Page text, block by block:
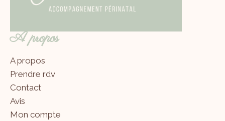
A propos
A propos
Prendre rdv
Contact
Avis
Mon compte